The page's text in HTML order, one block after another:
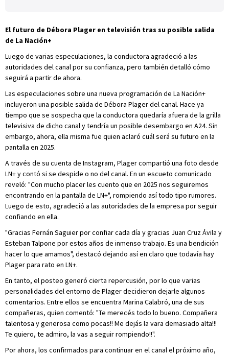
El futuro de Débora Plager en televisión tras su posible salida
de La Nación+
Luego de varias especulaciones, la conductora agradeció a las
autoridades del canal por su confianza, pero también detalló cómo
seguirá a partir de ahora.
Las especulaciones sobre una nueva programación de La Nación+
incluyeron una posible salida de Débora Plager del canal. Hace ya
tiempo que se sospecha que la conductora quedaría afuera de la grilla
televisiva de dicho canal y tendría un posible desembargo en A24. Sin
embargo, ahora, ella misma fue quien aclaró cuál será su futuro en la
pantalla en 2025.
A través de su cuenta de Instagram, Plager compartió una foto desde
LN+ y contó si se despide o no del canal. En un escueto comunicado
reveló: "Con mucho placer les cuento que en 2025 nos seguiremos
encontrando en la pantalla de LN+", rompiendo así todo tipo rumores.
Luego de esto, agradeció a las autoridades de la empresa por seguir
confiando en ella.
"Gracias Fernán Saguier por confiar cada día y gracias Juan Cruz Ávila y
Esteban Talpone por estos años de inmenso trabajo. Es una bendición
hacer lo que amamos", destacó dejando así en claro que todavía hay
Plager para rato en LN+.
En tanto, el posteo generó cierta repercusión, por lo que varias
personalidades del entorno de Plager decidieron dejarle algunos
comentarios. Entre ellos se encuentra Marina Calabró, una de sus
compañeras, quien comentó: "Te merecés todo lo bueno. Compañera
talentosa y generosa como pocas!! Me dejás la vara demasiado alta!!!
Te quiero, te admiro, la vas a seguir rompiendo!!".
Por ahora, los confirmados para continuar en el canal el próximo año,